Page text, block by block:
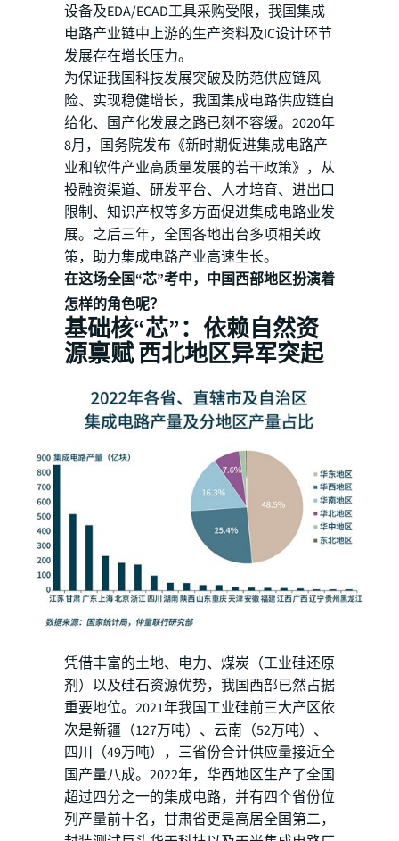
设备及EDA/ECAD工具采购受限，我国集成
电路产业链中上游的生产资料及IC设计环节
发展存在增长压力。
为保证我国科技发展突破及防范供应链风
险、实现稳健增长，我国集成电路供应链自
给化、国产化发展之路已刻不容缓。2020年
8月，国务院发布《新时期促进集成电路产
业和软件产业高质量发展的若干政策》，从
投融资渠道、研发平台、人才培育、进出口
限制、知识产权等多方面促进集成电路业发
展。之后三年，全国各地出台多项相关政
策，助力集成电路产业高速生长。
在这场全国“芯”考中，中国西部地区扮演着
怎样的角色呢？
基础核“芯”：依赖自然资
源禀赋 西北地区异军突起
凭借丰富的土地、电力、煤炭（工业硅还原
剂）以及硅石资源优势，我国西部已然占据
重要地位。2021年我国工业硅前三大产区依
次是新疆（127万吨）、云南（52万吨）、
四川（49万吨），三省份合计供应量接近全
国产量八成。2022年，华西地区生产了全国
超过四分之一的集成电路，并有四个省份位
列产量前十名，甘肃省更是高居全国第二，